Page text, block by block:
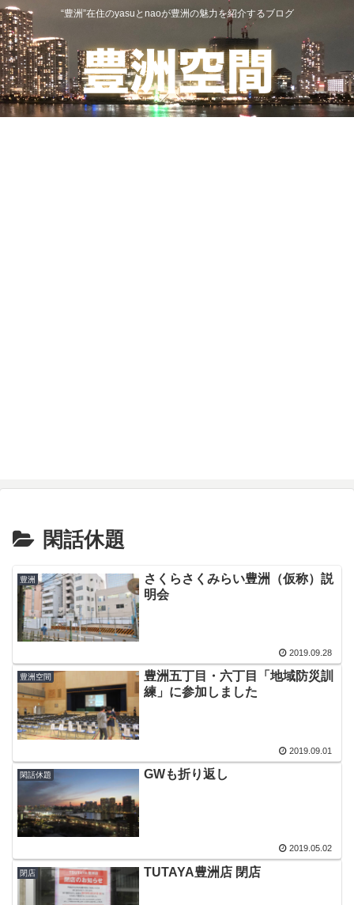
“豊洲”在住のyasuとnaoが豊洲の魅力を紹介するブログ
閑話休題
豊洲
さくらさくみらい豊洲（仮称）説
明会
2019.09.28
豊洲空間
豊洲五丁目・六丁目「地域防災訓
練」に参加しました
2019.09.01
閑話休題 GWも折り返し
2019.05.02
閉店 TUTAYA豊洲店 閉店